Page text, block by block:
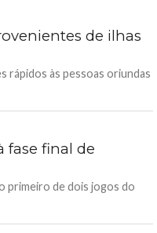
de ilhas
rápidos às pessoas oriundas
fase final de
primeiro de dois jogos do